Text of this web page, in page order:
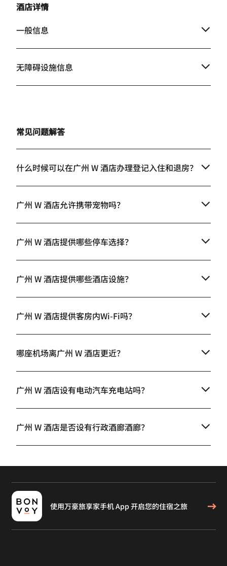
酒店详情
一般信息
无障碍设施信息
常见问题解答
什么时候可以在广州 W 酒店办理登记入住和退房？
广州 W 酒店允许携带宠物吗？
广州 W 酒店提供哪些停车选择？
广州 W 酒店提供哪些酒店设施？
广州 W 酒店提供客房内Wi-Fi吗？
哪座机场离广州 W 酒店更近？
广州 W 酒店设有电动汽车充电站吗？
广州 W 酒店是否设有行政酒廊酒廊？
使用万豪旅享家手机 App 开启您的住宿之旅